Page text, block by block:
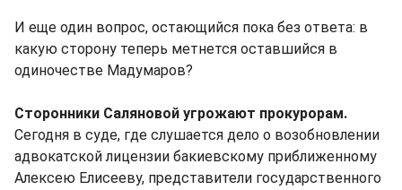
И еще один вопрос, остающийся пока без ответа: в
какую сторону теперь метнется оставшийся в
одиночестве Мадумаров?
Сторонники Саляновой угрожают прокурорам.
Сегодня в суде, где слушается дело о возобновлении
адвокатской лицензии бакиевскому приближенному
Алексею Елисееву, представители государственного